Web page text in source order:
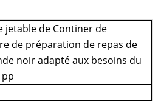
jetable de Continer de
de préparation de repas de
noir adapté aux besoins du